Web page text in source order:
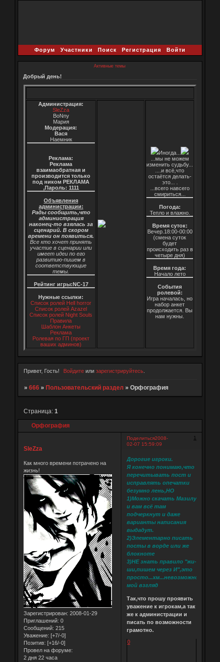
Форум Участники Поиск Регистрация Войти
Активные темы
Добрый день!
Администрация:
SleZza
BoNny
Мария
Модерация:
Вася
Наемник
Реклама:
Реклама
взаимаобратная и
производится только
под ником РЕКЛАМА
,Пароль: 1111
Объявления
администрации:
Рады сообщить,что
администрация
наконец-то взялась за
сценарий. В скором
времени он появиться.
Все кто хочет принять
участие в сценарии или
имеет идеи по его
развитию-пишем в
соответствующие
темы.
Рейтинг игры:NC-17
Нужные ссылки:
Список ролей Hell horror
Список ролей Azazel
Список ролей Night Souls
Правила
Шаблон Анкеты
Реклама
Ролевая по ГП (проект
ваших админов)
Иногда...
...мы не можем
изменить судьбу...
....и всё,что
остаётся делать-
это... .
...всего навсего
смириться...
Погода:
Тепло и влажно.
Время суток:
Вечер.18:00-00:00
(смена суток
будет
происходить раз в
четыре дня)
Время года:
Начало лето
События
ролевой:
Игра началась, но
набор анкет
продолжается. Вы
нам нужны.
Привет, Гость! Войдите илизарегистрируйтесь
» 666 » Пользовательский раздел » Орфография
Орфография
Страница: 1
Поделиться 1
2008-
02-07 15:59:09
SleZza
Как много времени потрачено на
жизнь!
Зарегистрирован: 2008-01-29
Приглашений: 0
Сообщений: 215
Уважение: [+7/-0]
Позитив: [+16/-0]
Провел на форуме:
2 дня 22 часа
Дорогие игроки.
Я конечно понимаю,что
перечитывать пост и
исправлять опечатки
безумно лень,НО
1)Можно скачать Мазилу
и вам всё там
подчеркнут и даже
варианты написания
выдадут.
2)Элементарно писать
посты в ворде или же
блокноте
3)НЕ знать правило "жи-
ши,пишем через И",это
просто...хм...невозможно,на
мой взгляд
Так,что прошу проявить
уважение к игрокам,а так
же к администрации и
писать по возможности
грамотно.
0